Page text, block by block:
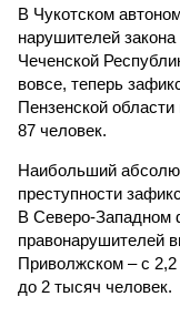
В Чукотском
нарушителей
Чеченской
вовсе, теперь
Пензенской
87 человек.
Наибольший
преступности
В Северо-Западном
правонарушителей
Приволжском – с
до 2 тысяч человек.